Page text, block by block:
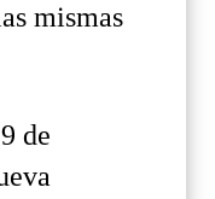
mismas
de